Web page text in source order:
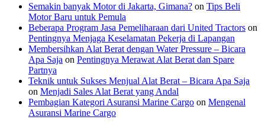
Semakin banyak Motor di Jakarta, Gimana? on Tips Beli
Motor Baru untuk Pemula
Beberapa Program Jasa Pemeliharaan dari United Tractors on
Pentingnya Menjaga Keselamatan Pekerja di Lapangan
Membersihkan Alat Berat dengan Water Pressure – Bicara
Apa Saja on Pentingnya Merawat Alat Berat dan Spare
Partnya
Teknik untuk Sukses Menjual Alat Berat – Bicara Apa Saja
on Menjadi Sales Alat Berat yang Andal
Pembagian Kategori Asuransi Marine Cargo on Mengenal
Asuransi Marine Cargo